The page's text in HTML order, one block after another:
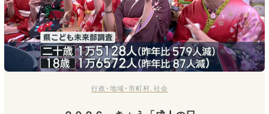
行政･地域･市町村 ,社会